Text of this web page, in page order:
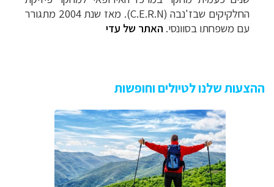
החלקיקים שבז'נבה (C.E.R.N
). מאז שנת 2004 מתגורר
עם משפחתו בסוונסי. האתר של עדי
ההצעות שלנו לטיולים וחופשות